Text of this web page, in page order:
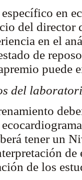
en
del director
en el
de
puede
del
tener un
de
de los